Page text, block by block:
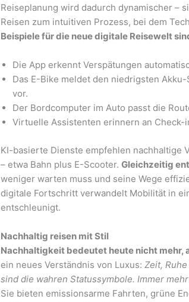
Reiseplanung wird dadurch dynamischer –
Reisen zum intuitiven Prozess, bei dem
Beispiele für die neue digitale Reisewelt
Die App erkennt Verspätungen
Das E-Bike meldet den niedrigsten
vor.
Der Bordcomputer im Auto passt die
Virtuelle Assistenten erinnern an
KI-basierte Dienste empfehlen nachhaltige
– etwa Bahn plus E-Scooter.Gleichzeitig
weniger warten muss und seine Wege
digitale Fortschritt verwandelt Mobilität in
entschleunigt.
Nachhaltig reisen mit Stil
Nachhaltigkeit bedeutet heute nicht mehr,
ein neues Verständnis von Luxus:Zeit,
sind die wahren Statussymbole. Immer
Sie bieten emissionsarme Fahrten, grüne